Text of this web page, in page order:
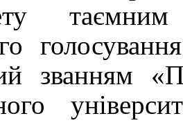
званням